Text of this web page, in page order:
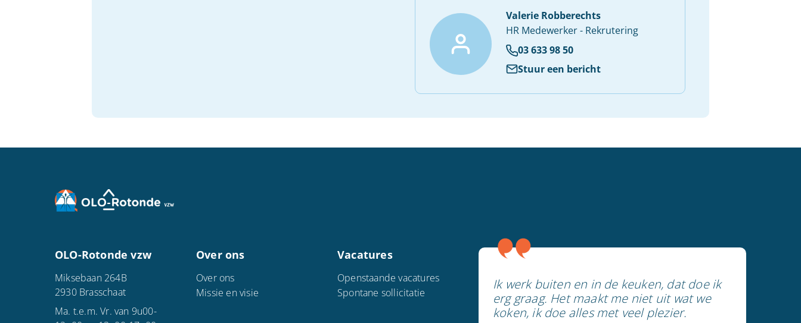
Valerie Robberechts
HR Medewerker - Rekrutering
03 633 98 50
Stuur een bericht
OLO-Rotonde vzw
Miksebaan 264B
2930 Brasschaat
Ma. t.e.m. Vr. van 9u00-
Over ons
Over ons
Missie en visie
Vacatures
Openstaande vacatures
Spontane sollicitatie
Ik werk buiten en in de keuken, dat doe ik
erg graag. Het maakt me niet uit wat we
koken, ik doe alles met veel plezier.